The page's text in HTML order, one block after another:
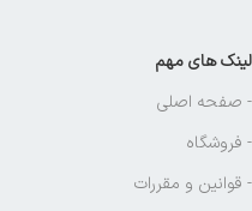
لینک های مهم
- صفحه اصلی
- فروشگاه
- قوانین و مقررات